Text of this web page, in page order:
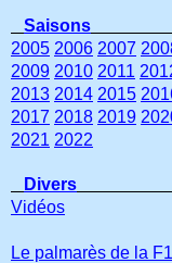
Saisons
2005 2006 2007
2009 2010 2011
2013 2014 2015
2017 2018 2019
2021 2022
Divers
Vidéos
Le palmarès de la F1